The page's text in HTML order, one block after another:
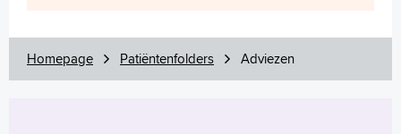
Homepage Patiëntenfolders Adviezen